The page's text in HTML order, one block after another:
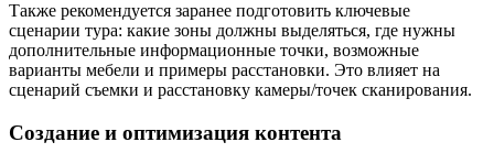
Также рекомендуется заранее подготовить ключевые
сценарии тура: какие зоны должны выделяться, где нужны
дополнительные информационные точки, возможные
варианты мебели и примеры расстановки. Это влияет на
сценарий съемки и расстановку камеры/точек сканирования.
Создание и оптимизация контента